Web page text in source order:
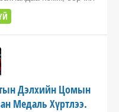
Дэлхийн Цомын
Медаль Хүртлээ.